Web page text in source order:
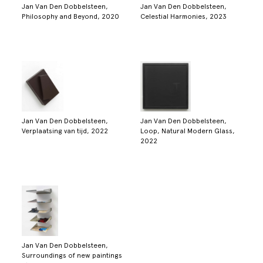
Jan Van Den Dobbelsteen,
Philosophy and Beyond, 2020
Jan Van Den Dobbelsteen,
Celestial Harmonies, 2023
Jan Van Den Dobbelsteen,
Verplaatsing van tijd, 2022
Jan Van Den Dobbelsteen,
Loop, Natural Modern Glass,
2022
Jan Van Den Dobbelsteen,
Surroundings of new paintings